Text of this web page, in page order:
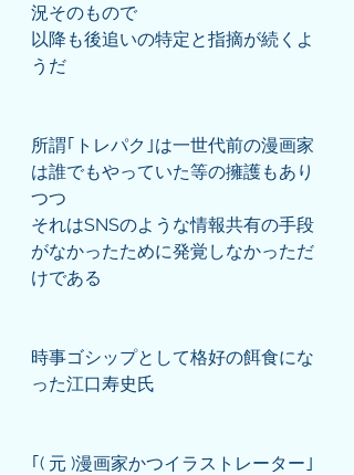
況そのもので
以降も後追いの特定と指摘が続くよ
うだ
所謂｢トレパク｣は一世代前の漫画家
は誰でもやっていた等の擁護もあり
つつ
それはSNSのような情報共有の手段
がなかったために発覚しなかっただ
けである
時事ゴシップとして格好の餌食にな
った江口寿史氏
｢( 元 )漫画家かつイラストレーター｣